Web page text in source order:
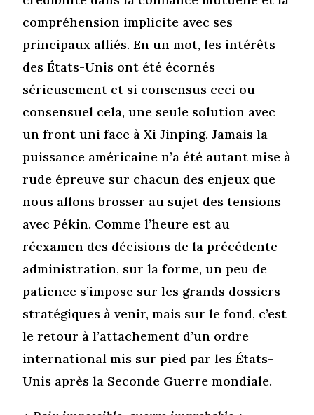
compréhension implicite avec ses
principaux alliés. En un mot, les intérêts
des États-Unis ont été écornés
sérieusement et si consensus ceci ou
consensuel cela, une seule solution avec
un front uni face à Xi Jinping. Jamais la
puissance américaine n’a été autant mise à
rude épreuve sur chacun des enjeux que
nous allons brosser au sujet des tensions
avec Pékin. Comme l’heure est au
réexamen des décisions de la précédente
administration, sur la forme, un peu de
patience s’impose sur les grands dossiers
stratégiques à venir, mais sur le fond, c’est
le retour à l’attachement d’un ordre
international mis sur pied par les États-
Unis après la Seconde Guerre mondiale.